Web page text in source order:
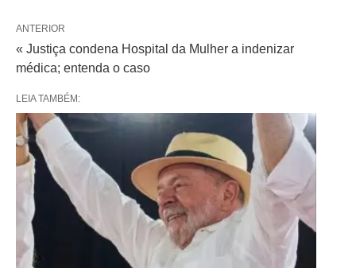
ANTERIOR
« Justiça condena Hospital da Mulher a indenizar
médica; entenda o caso
LEIA TAMBÉM: